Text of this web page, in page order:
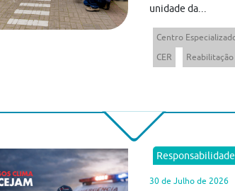
unidade da...
Centro
CER
Reabilitação
30 de Julho de 2026